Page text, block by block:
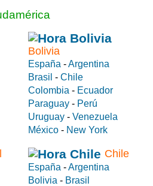
Bolivia
España -Argentina
Brasil - Chile
Colombia - Ecuador
Paraguay - Perú
Uruguay - Venezuela
México - New York
Chile
España -Argentina
Bolivia - Brasil